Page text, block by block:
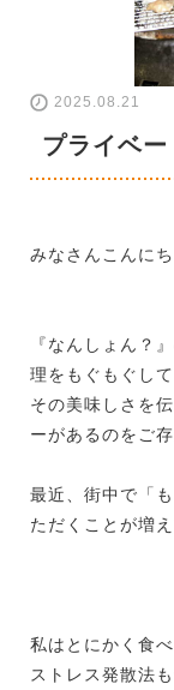
2025.08.21
プライベ
みなさんこんに
『なんしょん？
理をもぐもぐして
その美味しさを
ーがあるのをご
最近、街中で「
ただくことが増
私はとにかく食
ストレス発散法